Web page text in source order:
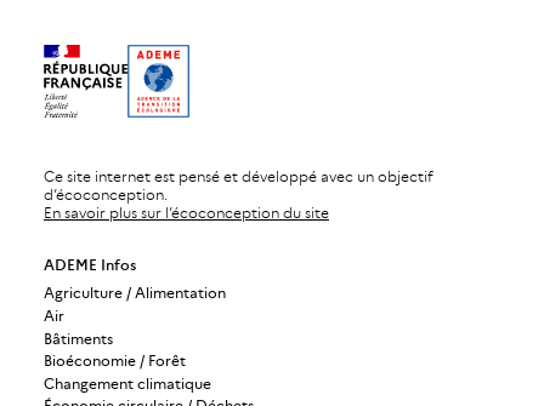
Ce site internet est pensé et développé avec un objectif
d’écoconception.
En savoir plus sur l’écoconception du site
ADEME Infos
Agriculture / Alimentation
Air
Bâtiments
Bioéconomie / Forêt
Changement climatique